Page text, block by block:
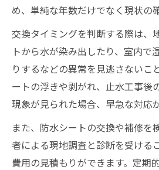
め、単純な年数だけでなく現状の
交換タイミングを判断する際は、
トから水が染み出したり、室内で
りするなどの異常を見逃さないこ
ートの浮きや剥がれ、止水工事後
現象が見られた場合、早急な対応
また、防水シートの交換や補修を
者による現地調査と診断を受ける
費用の見積もりができます。定期